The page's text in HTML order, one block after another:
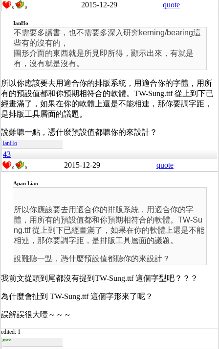
0 0 2015-12-29 quote
IanHo
不需要多讀書，也不需要多深入研究kerning/bearing這
些有的沒有的，
圖形介面的東西就是所見即所得，顯示出來，有就是
有，沒有就是沒有。
所以你應該要去用適合你的排版系統，用適合你的字體，用所
有的預設值都和你預期相符合的軟體。TW-Sung.ttf 從上到下已
經畫滿了，如果在你的軟體上還是不能相連，那你要調字距，
是排版工具層面的議題。
說難聽一點，憑什麼預設值都聽你的來設計？
IanHo
43
0 0 2015-12-29 quote
Apan Liao
所以你應該要去用適合你的排版系統，用適合你的字
體，用所有的預設值都和你預期相符合的軟體。TW-Su
ng.ttf 從上到下已經畫滿了，如果在你的軟體上還是不能
相連，那你要調字距，是排版工具層面的議題。
說難聽一點，憑什麼預設值都聽你的來設計？
我前文從頭到尾都沒有提到TW-Sung.ttf 這個字型吧？？？
為什麼會扯到 TW-Sung.ttf 這個字形來了呢？
誤解誤很大噎～～～
edited: 1
guest